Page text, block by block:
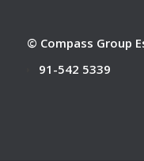
© Compass Group
91-542 5339